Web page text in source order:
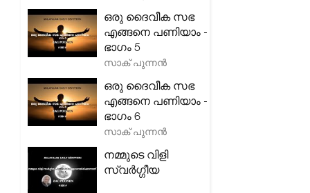
ഒരു ദൈവീക സഭ
എങ്ങനെ പണിയാം -
ഭാഗം 5
സാക് പുന്നൻ
ഒരു ദൈവീക സഭ
എങ്ങനെ പണിയാം -
ഭാഗം 6
സാക് പുന്നൻ
നമ്മുടെ വിളി
സ്വർഗ്ഗീയ